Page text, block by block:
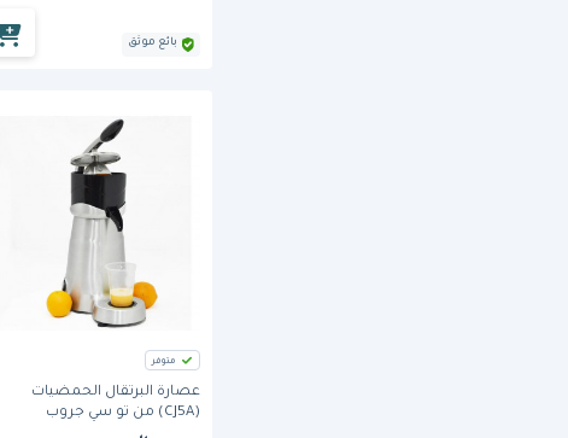
بائع موثق
متوفر
عصارة البرتقال الحمضيات
(CJ5A) من تو سي جروب